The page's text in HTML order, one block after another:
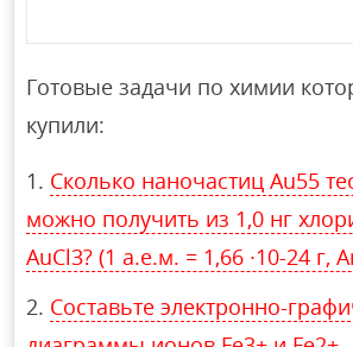
Готовые задачи по химии
купили:
Сколько наночастиц Au55
можно получить из 1,0 нг
AuCl3? (1 а.е.м. = 1,66 ∙10-24 г,
Составьте электронно-